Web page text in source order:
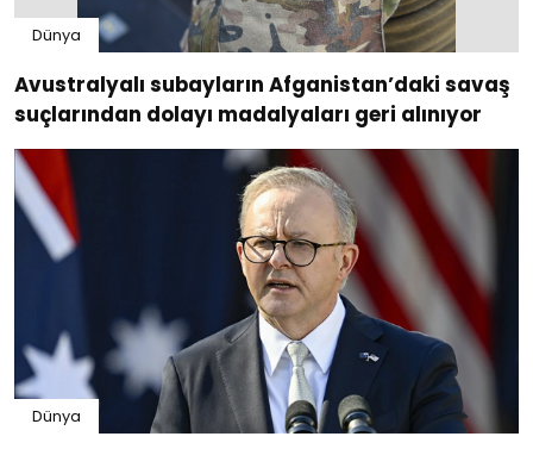
Dünya
Avustralyalı subayların Afganistan’daki savaş
suçlarından dolayı madalyaları geri alınıyor
Dünya